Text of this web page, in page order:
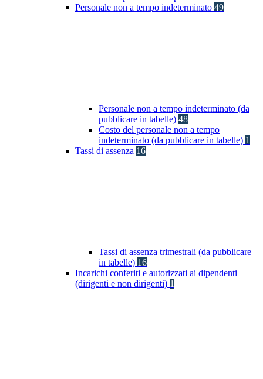
Personale non a tempo indeterminato 49
Personale non a tempo indeterminato (da
pubblicare in tabelle) 48
Costo del personale non a tempo
indeterminato (da pubblicare in tabelle) 1
Tassi di assenza 16
Tassi di assenza trimestrali (da pubblicare
in tabelle) 16
Incarichi conferiti e autorizzati ai dipendenti
(dirigenti e non dirigenti) 1